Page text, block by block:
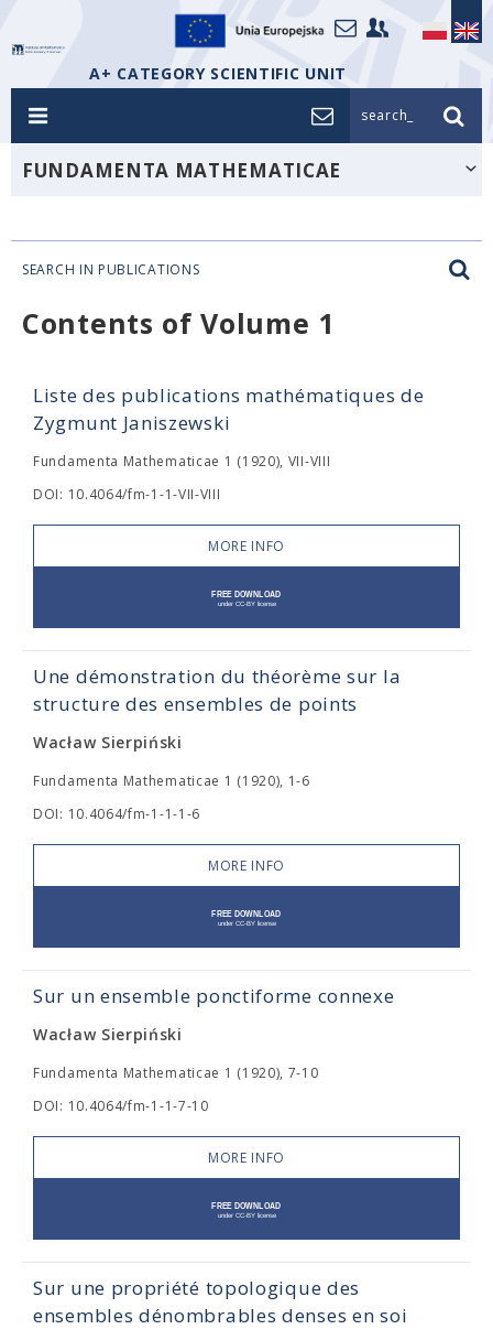
A+ CATEGORY SCIENTIFIC UNIT
search_
FUNDAMENTA MATHEMATICAE
SEARCH IN PUBLICATIONS
Contents of Volume 1
Liste des publications mathématiques de
Zygmunt Janiszewski
Fundamenta Mathematicae 1 (1920), VII-VIII
DOI: 10.4064/fm-1-1-VII-VIII
MORE INFO
Une démonstration du théorème sur la
structure des ensembles de points
Wacław Sierpiński
Fundamenta Mathematicae 1 (1920), 1-6
DOI: 10.4064/fm-1-1-1-6
MORE INFO
Sur un ensemble ponctiforme connexe
Wacław Sierpiński
Fundamenta Mathematicae 1 (1920), 7-10
DOI: 10.4064/fm-1-1-7-10
MORE INFO
Sur une propriété topologique des
ensembles dénombrables denses en soi